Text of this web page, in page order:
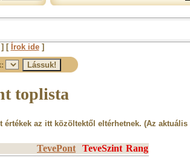
[ Írok ide]
toplista
az itt közöltektől eltérhetnek. (Az aktuális
TevePont TeveSzint Rang